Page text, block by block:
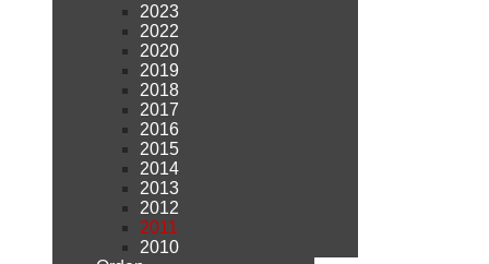
2023
2022
2020
2019
2018
2017
2016
2015
2014
2013
2012
2011
2010